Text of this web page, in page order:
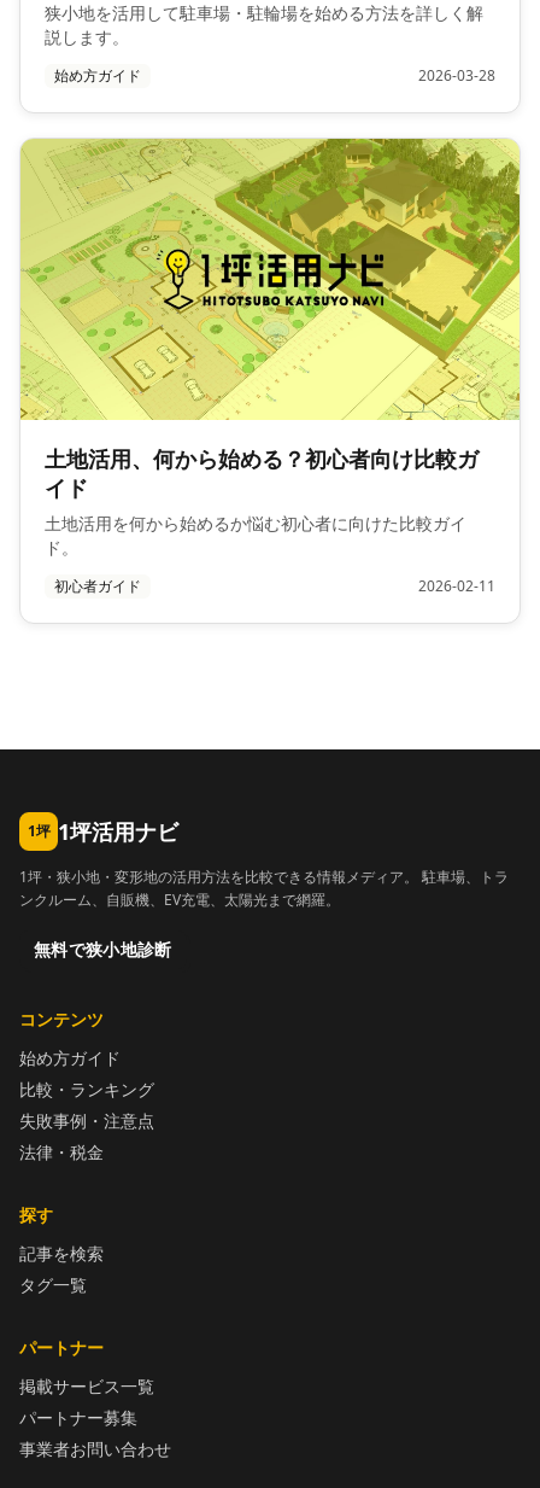
狭小地を活用して駐車場・駐輪場を始める方法を詳しく解
説します。
始め方ガイド 2026-03-28
土地活用、何から始める？初心者向け比較ガ
イド
土地活用を何から始めるか悩む初心者に向けた比較ガイ
ド。
初心者ガイド 2026-02-11
1坪 1坪活用ナビ
1坪・狭小地・変形地の活用方法を比較できる情報メディア。 駐車場、トラ
ンクルーム、自販機、EV充電、太陽光まで網羅。
無料で狭小地診断
コンテンツ
始め方ガイド
比較・ランキング
失敗事例・注意点
法律・税金
探す
記事を検索
タグ一覧
パートナー
掲載サービス一覧
パートナー募集
事業者お問い合わせ